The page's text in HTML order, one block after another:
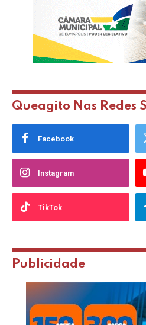
Queagito Nas Redes
Facebook
Instagram
TikTok
Publicidade